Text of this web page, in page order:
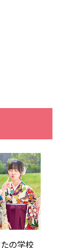
の学校